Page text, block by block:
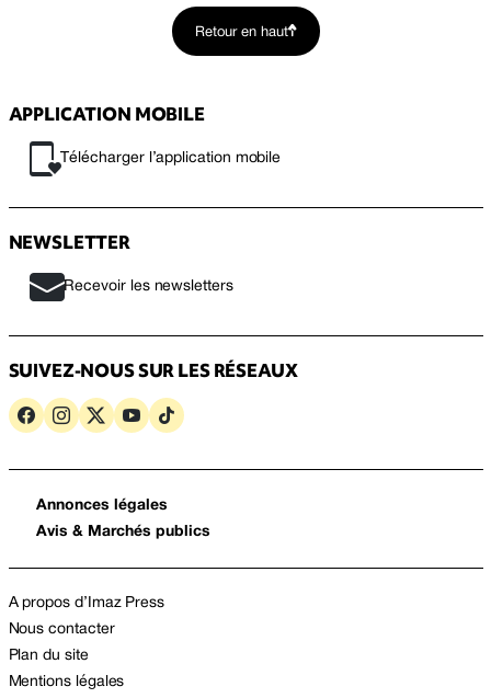
Retour en haut
APPLICATION MOBILE
Télécharger l’application mobile
NEWSLETTER
Recevoir les newsletters
SUIVEZ-NOUS SUR LES RÉSEAUX
Annonces légales
Avis & Marchés publics
A propos d’Imaz Press
Nous contacter
Plan du site
Mentions légales